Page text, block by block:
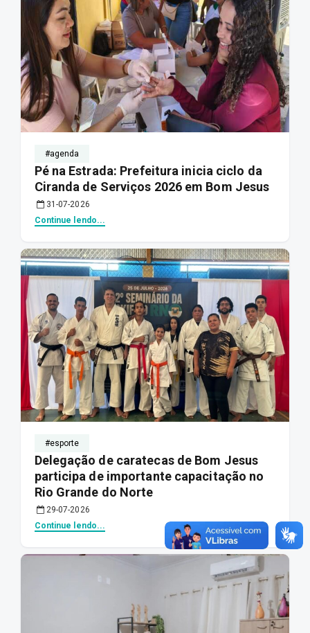
#agenda
Pé na Estrada: Prefeitura inicia ciclo da
Ciranda de Serviços 2026 em Bom Jesus
31-07-2026
Continue lendo...
#esporte
Delegação de caratecas de Bom Jesus
participa de importante capacitação no
Rio Grande do Norte
29-07-2026
Continue lendo...